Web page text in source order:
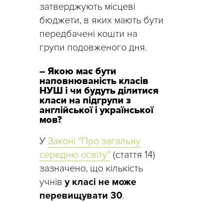
затверджують місцеві
бюджети, в яких мають бути
передбачені кошти на
групи подовженого дня.
– Якою має бути
наповнюваність класів
НУШ і чи будуть ділитися
класи на підгрупи з
англійської і української
мов?
У Законі “Про загальну
середню освіту” (стаття 14)
зазначено, що кількість
учнів у класі не може
перевищувати 30.